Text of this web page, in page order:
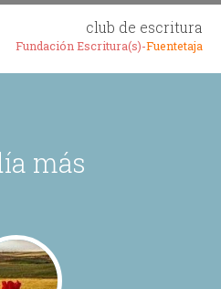
club de escritura
Fundación Escritura(s)-Fuentetaja
más